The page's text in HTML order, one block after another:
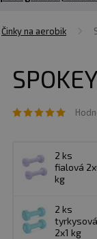
Činky na aerobik
2 ks
fialová
kg
2 ks
tyrkysová
2x1 kg